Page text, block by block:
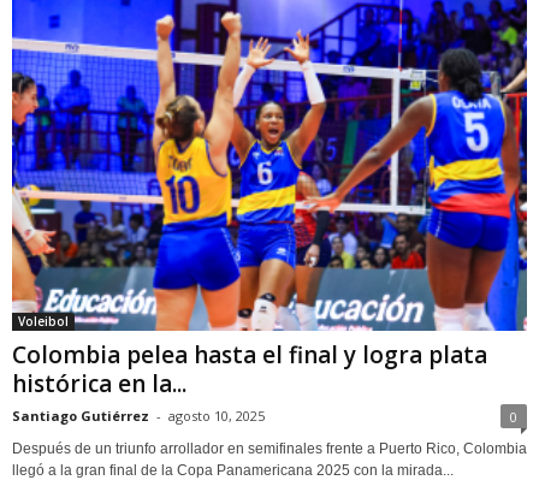
Voleibol
Colombia pelea hasta el final y logra plata
histórica en la...
Santiago Gutiérrez - agosto 10, 2025 0
Después de un triunfo arrollador en semifinales frente a Puerto Rico, Colombia
llegó a la gran final de la Copa Panamericana 2025 con la mirada...